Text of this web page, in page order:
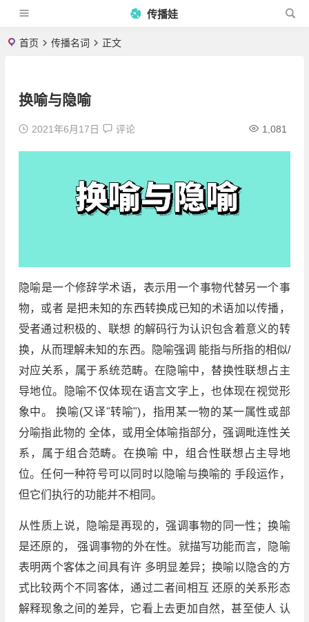
传播娃
首页 传播名词 正文
换喻与隐喻
2021年6月17日 评论 1,081
隐喻是一个修辞学术语，表示用一个事物代替另一个事
物，或者 是把未知的东西转换成已知的术语加以传播，
受者通过积极的、联想 的解码行为认识包含着意义的转
换，从而理解未知的东西。隐喻强调 能指与所指的相似/
对应关系，属于系统范畴。在隐喻中，替换性联想占主
导地位。隐喻不仅体现在语言文字上，也体现在视觉形
象中。 换喻(又译"转喻")，指用某一物的某一属性或部
分喻指此物的 全体，或用全体喻指部分，强调毗连性关
系，属于组合范畴。在换喻 中，组合性联想占主导地
位。任何一种符号可以同时以隐喻与换喻的 手段运作，
但它们执行的功能并不相同。
从性质上说，隐喻是再现的，强调事物的同一性；换喻
是还原的， 强调事物的外在性。就描写功能而言，隐喻
表明两个客体之间具有许 多明显差异；换喻以隐含的方
式比较两个不同客体，通过二者间相互 还原的关系形态
解释现象之间的差异，它看上去更加自然，甚至使人 认